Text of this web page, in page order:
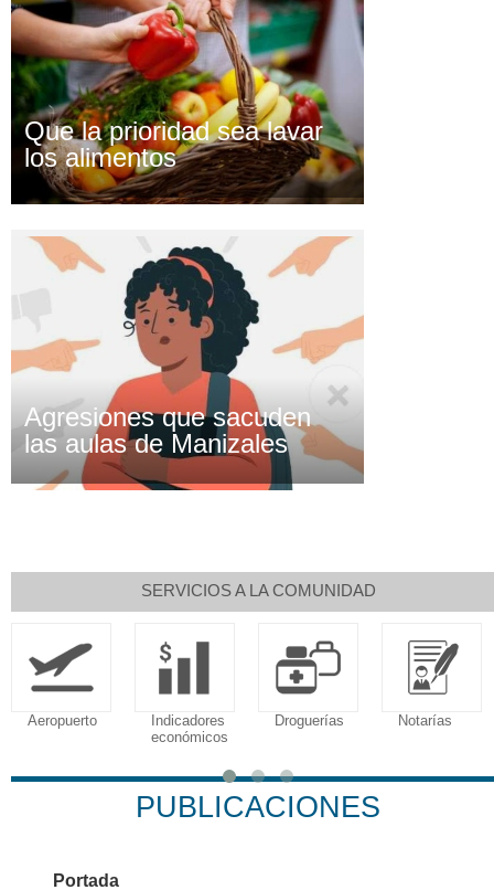
Que la prioridad sea lavar
los alimentos
Agresiones que sacuden
las aulas de Manizales
SERVICIOS A LA COMUNIDAD
Aeropuerto
Indicadores
económicos
Droguerías Notarías
PUBLICACIONES
Portada